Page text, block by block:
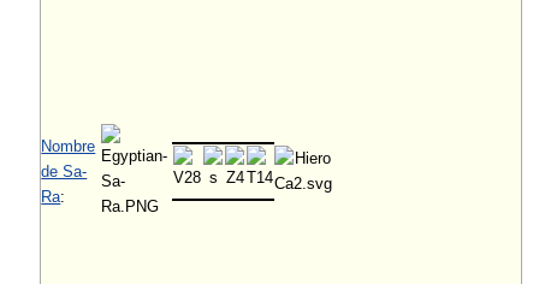
Nombre
de Sa-
Ra: